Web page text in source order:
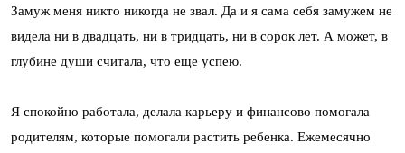
Замуж меня никто никогда не звал. Да и я сама себя замужем не
видела ни в двадцать, ни в тридцать, ни в сорок лет. А может, в
глубине души считала, что еще успею.
Я спокойно работала, делала карьеру и финансово помогала
родителям, которые помогали растить ребенка. Ежемесячно